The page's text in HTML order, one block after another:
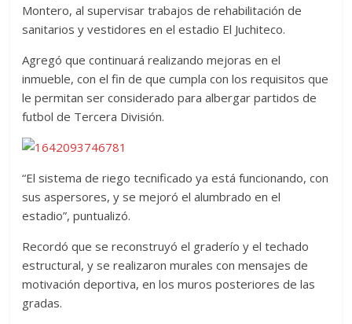
Montero, al supervisar trabajos de rehabilitaciónde
sanitarios y vestidores en el estadio El Juchiteco.
Agregó que continuará realizando mejoras en el
inmueble, con el fin de que cumpla con los requisitos que
le permitan ser considerado para albergar partidos de
futbol de Tercera División.
“El sistema de riego tecnificado ya está funcionando, con
sus aspersores, y se mejoró elalumbrado en el
estadio”, puntualizó.
Recordó que se reconstruyó el graderío y el techado
estructural, y se realizaron murales con mensajes de
motivación deportiva, en los muros posteriores de las
gradas.